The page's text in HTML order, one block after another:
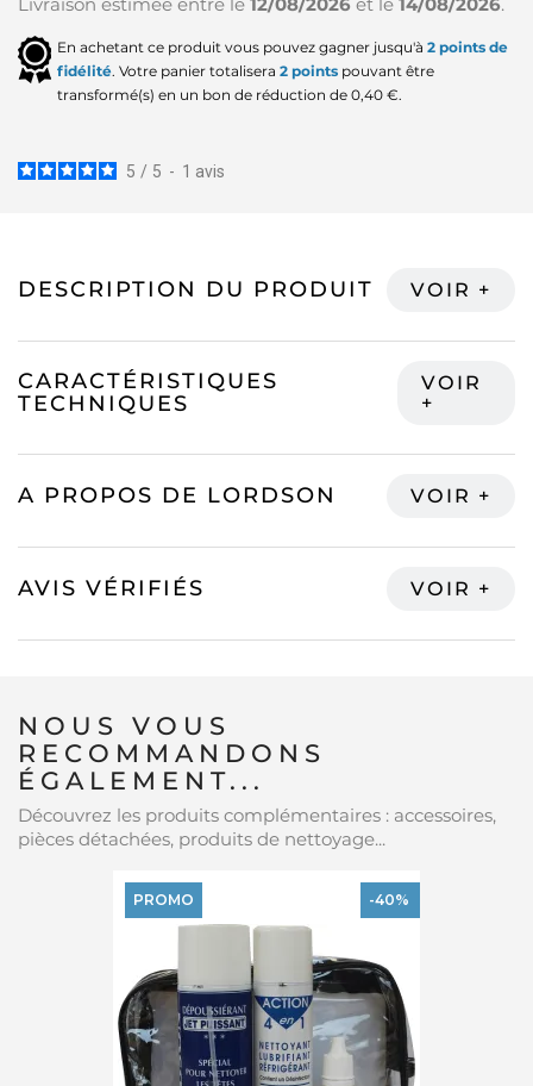
En achetant ce produit vous pouvez gagner jusqu'à 2 points de
fidélité. Votre panier totalisera 2 points pouvant être
transformé(s) en un bon de réduction de 0,40 €.
5 / 5 - 1 avis
DESCRIPTION DU PRODUIT
CARACTÉRISTIQUES
TECHNIQUES
A PROPOS DE LORDSON
AVIS VÉRIFIÉS
NOUS VOUS
RECOMMANDONS
ÉGALEMENT...
Découvrez les produits complémentaires : accessoires,
pièces détachées, produits de nettoyage...
PROMO -40%